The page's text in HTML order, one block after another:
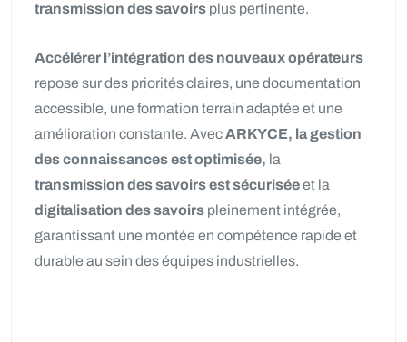
transmission des savoirs plus pertinente.
Accélérer l’intégration des nouveaux opérateurs
repose sur des priorités claires, une documentation
accessible, une formation terrain adaptée et une
amélioration constante. AvecARKYCE, la gestion
des connaissances est optimisée, la
transmission des savoirs est sécuriséeet la
digitalisation des savoirs pleinement intégrée,
garantissant une montée en compétence rapide et
durable au sein des équipes industrielles.